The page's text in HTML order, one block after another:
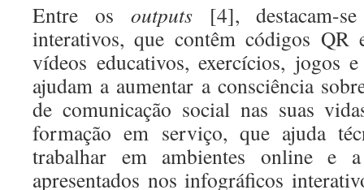
Entre os outputs [4], destacam-
interativos, que contêm códigos QR
vídeos educativos, exercícios, jogos
ajudam a aumentar a consciência
de comunicação social nas suas
formação em serviço, que ajuda
trabalhar em ambientes online e
apresentados nos infográficos